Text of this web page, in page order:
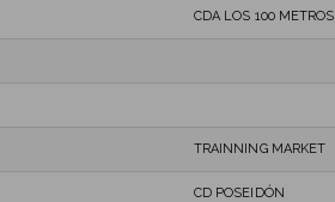
CDA LOS 100 METROS
TRAINNING MARKET
CD POSEIDÓN